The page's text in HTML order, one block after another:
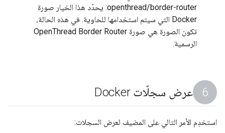
openthread/border-router: يحدّد هذا الخيار صورة
Docker التي سيتم استخدامها للحاوية. في هذه الحالة،
تكون الصورة هي صورة OpenThread Border Router
الرسمية.
عرض سجلّات Docker
استخدِم الأمر التالي على المضيف لعرض السجلات: